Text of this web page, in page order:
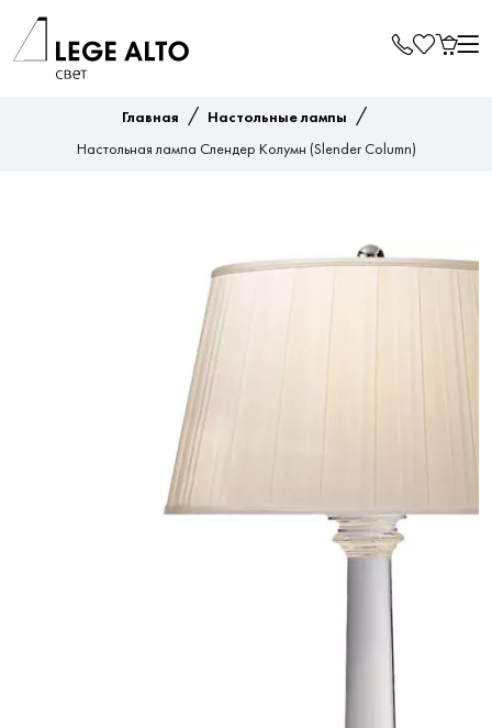
Главная / Настольные лампы /
Настольная лампа Слендер Колумн (Slender Column)